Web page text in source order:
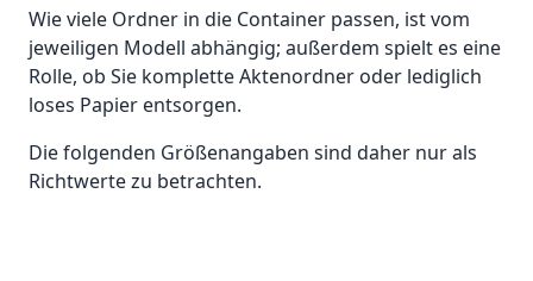
Wie viele Ordner in die Container passen, ist vom
jeweiligen Modell abhängig; außerdem spielt es eine
Rolle, ob Sie komplette Aktenordner oder lediglich
loses Papier entsorgen.
Die folgenden Größenangaben sind daher nur als
Richtwerte zu betrachten.